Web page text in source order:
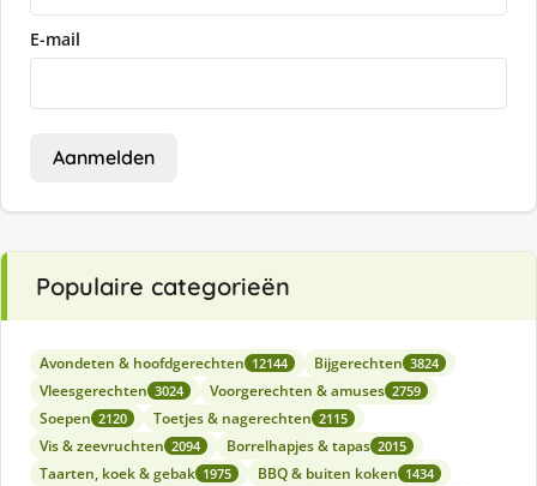
E-mail
Aanmelden
Populaire categorieën
Avondeten & hoofdgerechten 12144 Bijgerechten 3824
Vleesgerechten 3024 Voorgerechten & amuses 2759
Soepen 2120 Toetjes & nagerechten 2115
Vis & zeevruchten 2094 Borrelhapjes & tapas 2015
Taarten, koek & gebak 1975 BBQ & buiten koken 1434